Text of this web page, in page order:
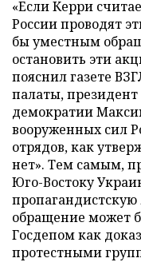
«Если Керри
России проводят
бы уместным
остановить эти
пояснилгазете
палаты,
демократии
вооруженных сил
отрядов, как
нет». Тем самым,
Юго-Востоку
пропагандистскую
обращение может
Госдепом как
протестными